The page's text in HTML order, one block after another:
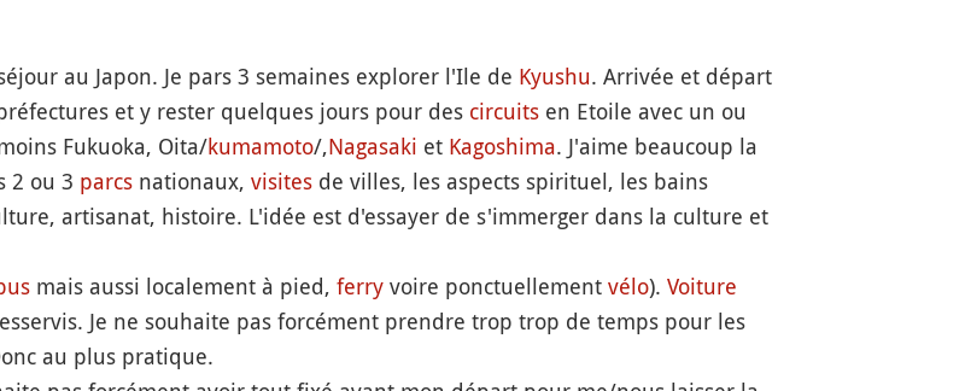
au Japon. Je pars 3 semaines explorer l'Ile de Kyushu. Arrivée et départ
et y rester quelques jours pour des circuitsen Etoile avec un ou
Fukuoka, Oita/kumamoto/,Nagasaki et Kagoshima. J'aime beaucoup la
2 ou 3 parcsnationaux, visitesde villes, les aspects spirituel, les bains
artisanat, histoire. L'idée est d'essayer de s'immerger dans la culture et
mais aussi localement à pied, ferryvoire ponctuellement vélo). Voiture
Je ne souhaite pas forcément prendre trop trop de temps pour les
au plus pratique.